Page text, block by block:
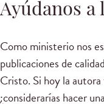
Ayúdanos a
Como ministerio nos
publicaciones de
Cristo. Si hoy la
¿considerarías hacer